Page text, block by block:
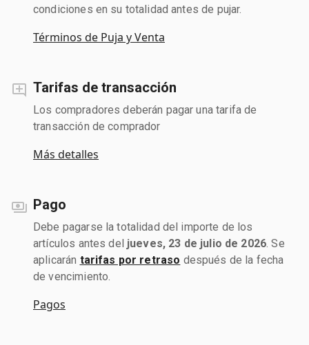
condiciones en su totalidad antes de pujar.
Términos de Puja y Venta
Tarifas de transacción
Los compradores deberán pagar una tarifa de
transacción de comprador
Más detalles
Pago
Debe pagarse la totalidad del importe de los
artículos antes del jueves, 23 de julio de 2026 . Se
aplicarán tarifas por retraso después de la fecha
de vencimiento.
Pagos